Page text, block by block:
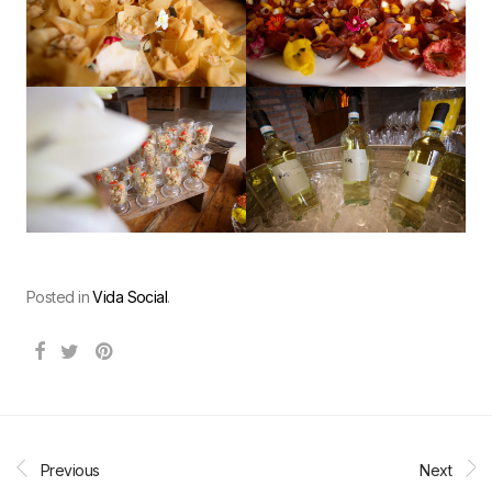
Posted inVida Social.
Previous Next